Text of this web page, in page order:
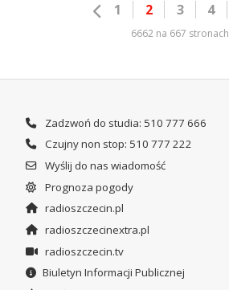
1 2 3 4
6662 na 667 stronach
Zadzwoń do studia: 510 777 666
Czujny non stop: 510 777 222
Wyślij do nas wiadomość
Prognoza pogody
radioszczecin.pl
radioszczecinextra.pl
radioszczecin.tv
Biuletyn Informacji Publicznej